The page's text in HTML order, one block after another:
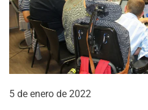
5 de enero de 2022